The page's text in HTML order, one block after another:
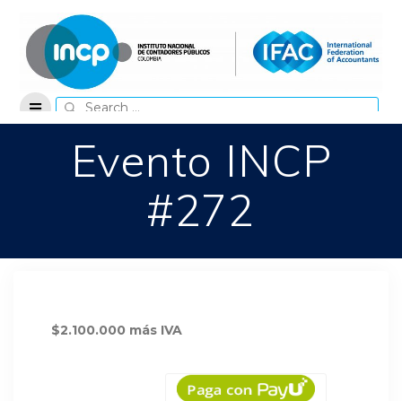
content
Search
for:
Evento INCP
#272
$2.100.000 más IVA